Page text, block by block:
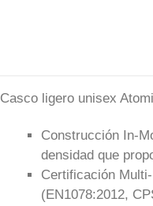
Casco ligero unisex
Construcción In-
densidad que
Certificación
(EN1078:2012,